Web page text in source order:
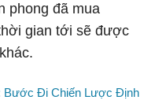
phong đã mua
gian tới sẽ được
Bước Đi Chiến Lược Định